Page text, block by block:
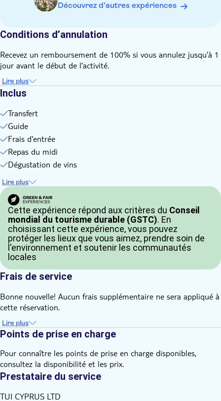
Découvrez d'autres expériences
Conditions d’annulation
Recevez un remboursement de 100% si vous annulez jusqu’à 1
jour avant le début de l’activité.
Lire plus
Inclus
Transfert
Guide
Frais d'entrée
Repas du midi
Dégustation de vins
Lire plus
Cette expérience répond aux critères du Conseil
mondial du tourisme durable (GSTC). En
choisissant cette expérience, vous pouvez
protéger les lieux que vous aimez, prendre soin de
l'environnement et soutenir les communautés
locales
Frais de service
Bonne nouvelle! Aucun frais supplémentaire ne sera appliqué à
cette réservation.
Lire plus
Points de prise en charge
Pour connaître les points de prise en charge disponibles,
consultez la disponibilité et les prix.
Prestataire du service
TUI CYPRUS LTD